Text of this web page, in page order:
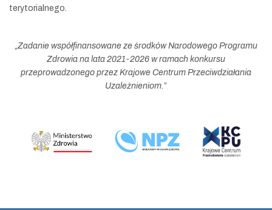
terytorialnego.
Zadanie współfinansowane ze środków Narodowego Programu
Zdrowia na lata 2021-2026 w ramach konkursu
przeprowadzonego przez Krajowe Centrum Przeciwdziałania
Uzależnieniom. ”